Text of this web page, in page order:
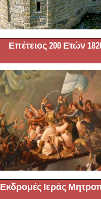
Επέτειος 200 Ετών
Εκδρομές Ιεράς